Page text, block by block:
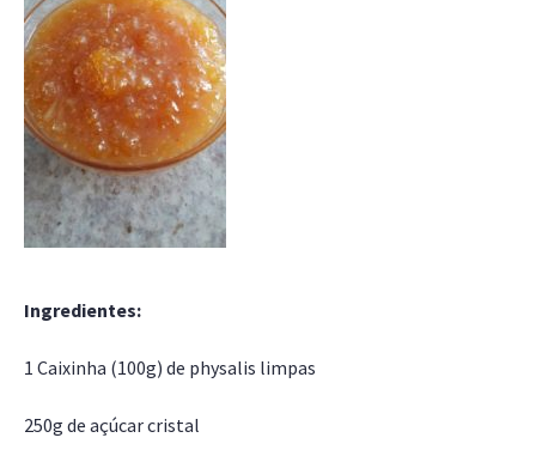
Ingredientes:
1 Caixinha (100g) de physalis limpas
250g de açúcar cristal